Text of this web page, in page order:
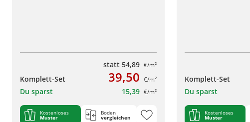
statt 54,89 €/m²
Komplett-Set 39,50 €/m²
Du sparst 15,39 €/m²
Kostenloses
Muster
Boden
vergleichen
Komplett-Set
Du sparst
Kostenloses
Muster